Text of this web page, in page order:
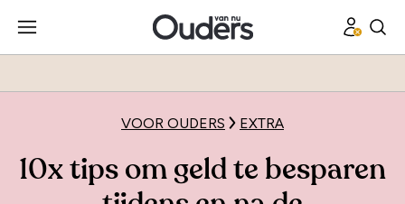
VOOR OUDERS EXTRA
10x tips om geld te besparen